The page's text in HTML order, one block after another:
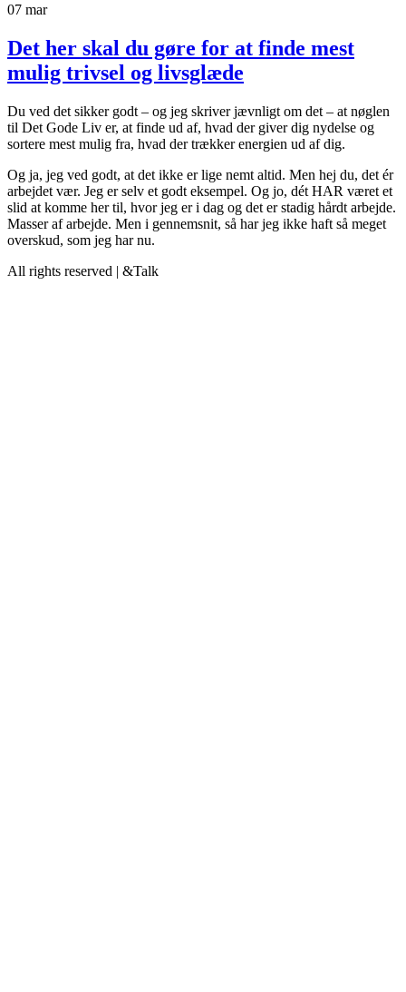
07 mar
Det her skal du gøre for at finde mest
mulig trivsel og livsglæde
Du ved det sikker godt – og jeg skriver jævnligt om det – at nøglen
til Det Gode Liv er, at finde ud af, hvad der giver dig nydelse og
sortere mest mulig fra, hvad der trækker energien ud af dig.
Og ja, jeg ved godt, at det ikke er lige nemt altid. Men hej du, det ér
arbejdet vær. Jeg er selv et godt eksempel. Og jo, dét HAR været et
slid at komme her til, hvor jeg er i dag og det er stadig hårdt arbejde.
Masser af arbejde. Men i gennemsnit, så har jeg ikke haft så meget
overskud, som jeg har nu.
All rights reserved | &Talk